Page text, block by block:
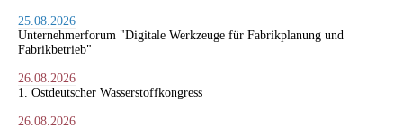
25.08.2026
Unternehmerforum "Digitale Werkzeuge für Fabrikplanung und
Fabrikbetrieb"
26.08.2026
1. Ostdeutscher Wasserstoffkongress
26.08.2026